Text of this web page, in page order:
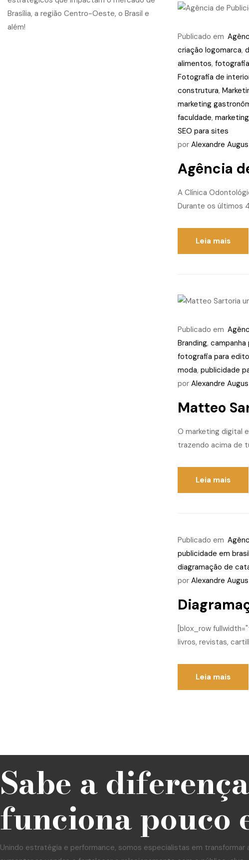
Publicado em
criação logomarca,
alimentos,
Fotografia de
construtura,
marketing
faculdade,
SEO para sites
por Alexandre
Agência
A Clínica
Durante os últimos
Leia mais
Publicado em
Branding, campanha
fotografia para
moda, publicidade
por Alexandre
Matteo
O marketing digital
trazendo acima de
Leia mais
Publicado em
publicidade em
diagramação de
por Alexandre
[blox_row
livros, revistas,
Leia mais
Sabe a
funciona pouco
Unindo estratégia e performance, somos especialistas em